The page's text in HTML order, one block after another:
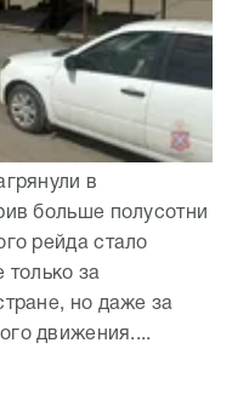
в
больше полусотни
рейда стало
только за
но даже за
движения....